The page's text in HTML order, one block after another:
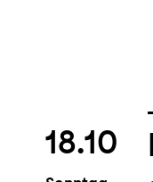
18.10